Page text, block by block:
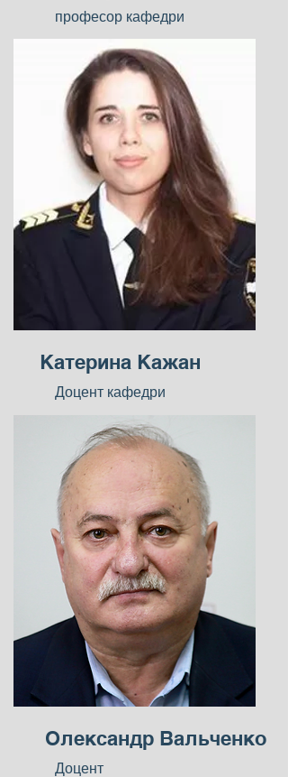
професор кафедри
Катерина Кажан
Доцент кафедри
Олександр Вальченко
Доцент